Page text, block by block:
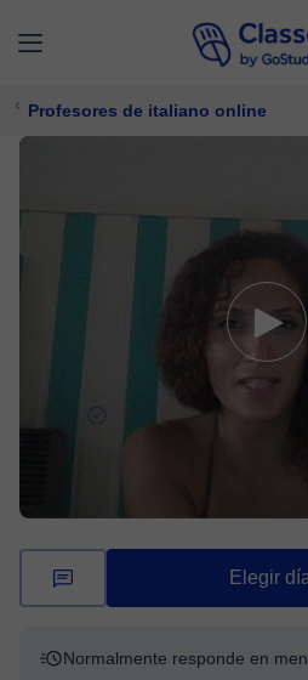
Profesores de italiano online
Elegir
Normalmente responde en